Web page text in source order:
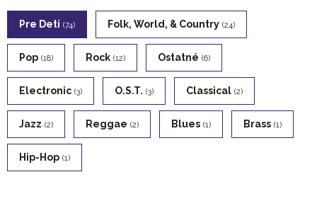
Pre Deti (74) Folk, World, & Country (24)
Pop (18) Rock (12) Ostatné (6)
Electronic (3) O.s.t. (3) Classical (2)
Jazz (2) Reggae (2) Blues (1) Brass (1)
Hip-Hop (1)